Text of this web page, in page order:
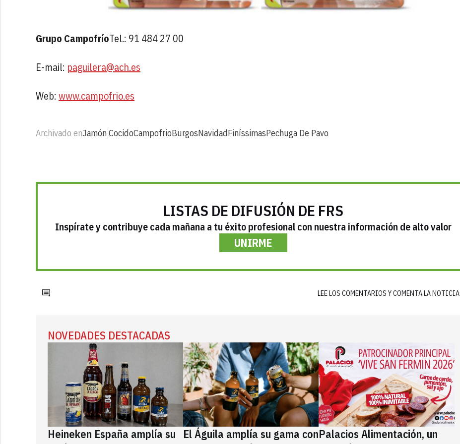
Grupo CampofríoTel.: 91 484 27 00
E-mail: paguilera@ach.es
Web: www.campofrio.es
Archivado enJamón CocidoCampofrioBurgosNavidadFiníssimasPechuga De Pavo
LISTAS DE DIFUSIÓN DE FRS
Inspírate y contribuye cada mañana a tu éxito profesional con nuestra información de alto valor
UNIRME
LEE LOS COMENTARIOS Y COMENTA LA NOTICIA
NOVEDADES DESTACADAS
Heineken España amplía su
El Águila amplía su gama conPalacios Alimentación, un